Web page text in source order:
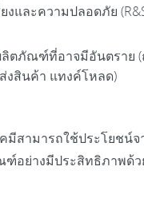
และความปลอดภัย
ลิตภัณฑ์ที่อาจมีอันตราย (
งสินค้า แทงค์โหลด)
มีสามารถใช้ประโยชน์
ย่างมีประสิทธิภาพด้